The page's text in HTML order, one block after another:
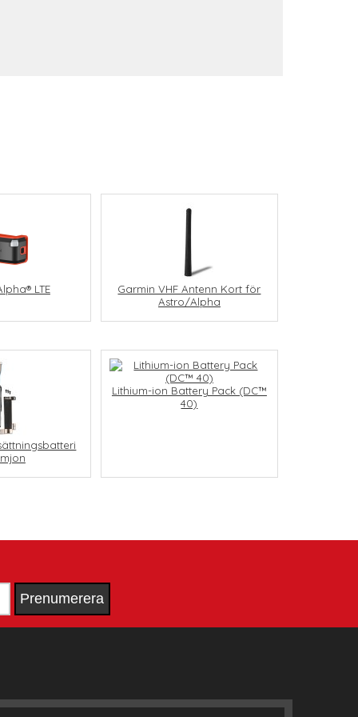
LTE
Garmin VHF Antenn Kort för
Astro/Alpha
Lithium-ion Battery Pack (DC™
40)